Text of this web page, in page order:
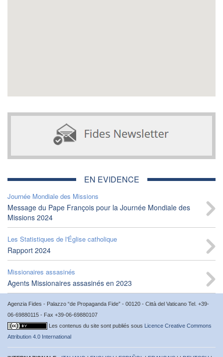
EN EVIDENCE
Journée Mondiale des Missions
Message du Pape François pour la Journée Mondiale des
Missions 2024
Les Statistiques de l'Église catholique
Rapport 2024
Missionaires assasinés
Agents Missionaires assasinés en 2023
Agenzia Fides - Palazzo “de Propaganda Fide” - 00120 - Città del Vaticano Tel. +39-
06-69880115 - Fax +39-06-69880107
Les contenus du site sont publiés sous Licence Creative Commons
Attribution 4.0 International